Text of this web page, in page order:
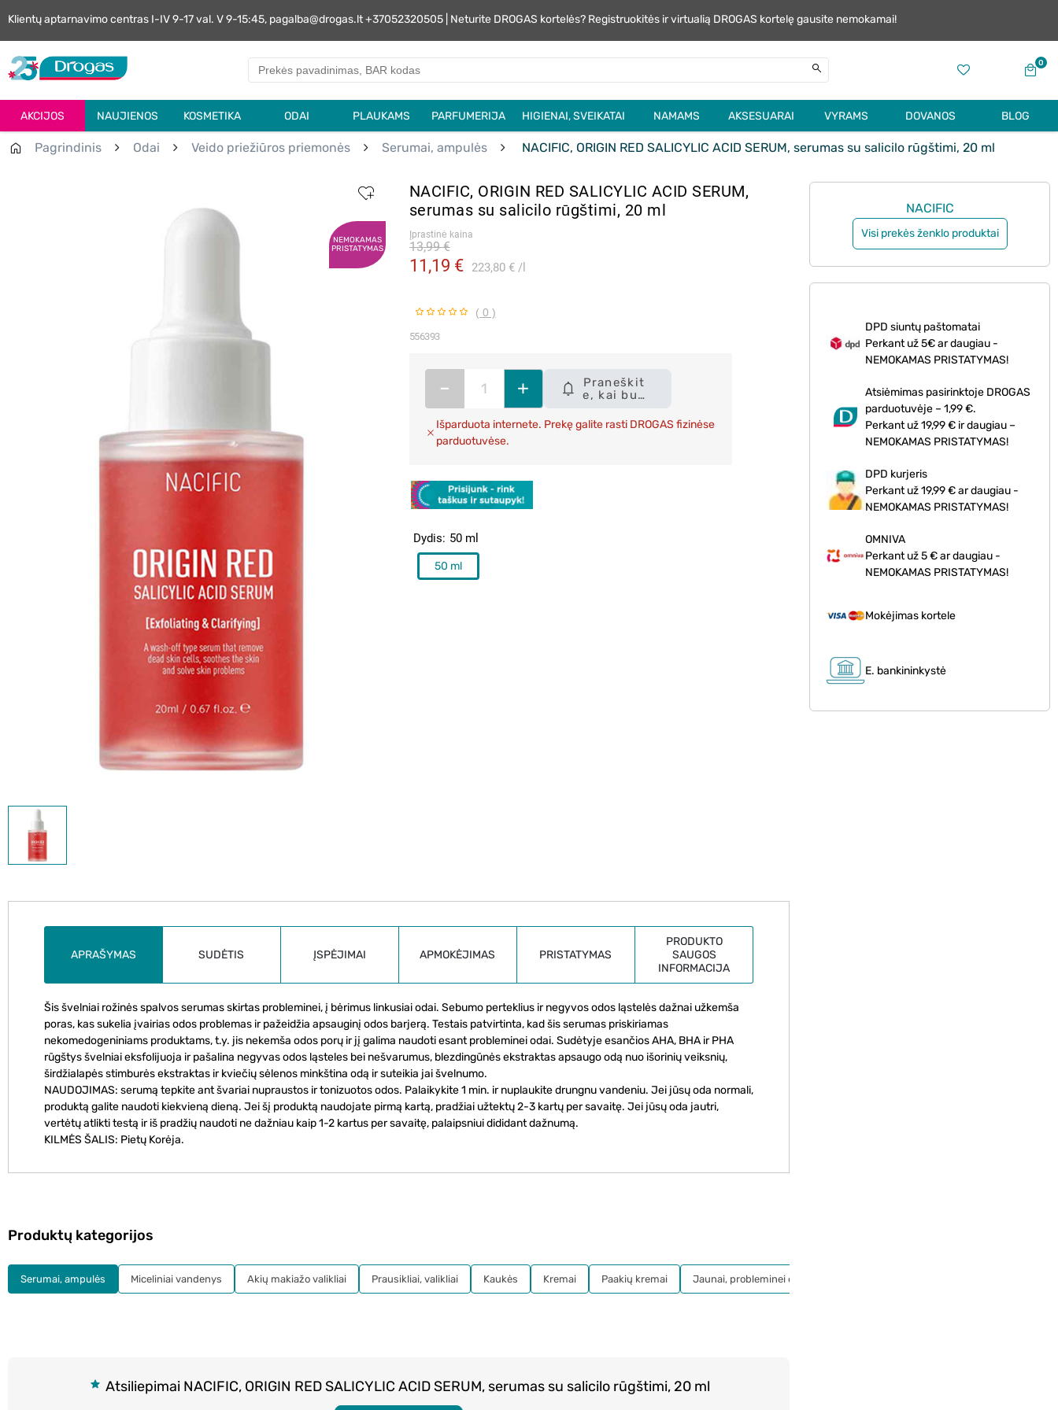
Klientų aptarnavimo centras I-IV 9-17 val. V 9-15:45, pagalba@drogas.lt +37052320505 | Neturite DROGAS kortelės? Registruokitės ir virtualią DROGAS kortelę gausite nemokamai!
0
AKCIJOS NAUJIENOS KOSMETIKA ODAI PLAUKAMS PARFUMERIJA HIGIENAI, SVEIKATAI NAMAMS AKSESUARAI VYRAMS DOVANOS BLOG
Pagrindinis Odai Veido priežiūros priemonės Serumai, ampulės NACIFIC, ORIGIN RED SALICYLIC ACID SERUM, serumas su salicilo rūgštimi, 20 ml
NEMOKAMAS
PRISTATYMAS
NACIFIC, ORIGIN RED SALICYLIC ACID SERUM,
serumas su salicilo rūgštimi, 20 ml
Įprastinė kaina
11,19 € 223,80 € l
13,99 €
( 0 )
556393
Dydis 50 ml
50 ml
– +
Praneškit
e, kai bus
Išparduota internete. Prekę galite rasti DROGAS fizinėse
parduotuvėse.
NACIFIC
Visi prekės ženklo produktai
DPD siuntų paštomatai
Perkant už 5€ ar daugiau -
NEMOKAMAS PRISTATYMAS!
Atsiėmimas pasirinktoje DROGAS
parduotuvėje – 1,99 €.
Perkant už 19,99 € ir daugiau –
NEMOKAMAS PRISTATYMAS!
DPD kurjeris
Perkant už 19,99 € ar daugiau -
NEMOKAMAS PRISTATYMAS!
OMNIVA
Perkant už 5 € ar daugiau -
NEMOKAMAS PRISTATYMAS!
Mokėjimas kortele
E. bankininkystė
APRAŠYMAS SUDĖTIS ĮSPĖJIMAI APMOKĖJIMAS PRISTATYMAS
PRODUKTO
SAUGOS
INFORMACIJA
Šis švelniai rožinės spalvos serumas skirtas probleminei, į bėrimus linkusiai odai. Sebumo perteklius ir negyvos odos ląstelės dažnai užkemša
poras, kas sukelia įvairias odos problemas ir pažeidžia apsauginį odos barjerą. Testais patvirtinta, kad šis serumas priskiriamas
nekomedogeniniams produktams, t.y. jis nekemša odos porų ir jį galima naudoti esant probleminei odai. Sudėtyje esančios AHA, BHA ir PHA
rūgštys švelniai eksfolijuoja ir pašalina negyvas odos ląsteles bei nešvarumus, blezdingūnės ekstraktas apsaugo odą nuo išorinių veiksnių,
širdžialapės stimburės ekstraktas ir kviečių sėlenos minkština odą ir suteikia jai švelnumo.
NAUDOJIMAS: serumą tepkite ant švariai nupraustos ir tonizuotos odos. Palaikykite 1 min. ir nuplaukite drungnu vandeniu. Jei jūsų oda normali,
produktą galite naudoti kiekvieną dieną. Jei šį produktą naudojate pirmą kartą, pradžiai užtektų 2-3 kartų per savaitę. Jei jūsų oda jautri,
vertėtų atlikti testą ir iš pradžių naudoti ne dažniau kaip 1-2 kartus per savaitę, palaipsniui dididant dažnumą.
KILMĖS ŠALIS: Pietų Korėja.
Atsiliepimai NACIFIC, ORIGIN RED SALICYLIC ACID SERUM, serumas su salicilo rūgštimi, 20 ml
Produktų kategorijos
Serumai, ampulės Miceliniai vandenys Akių makiažo valikliai Prausikliai, valikliai Kaukės Kremai Paakių kremai Jaunai, probleminei odai